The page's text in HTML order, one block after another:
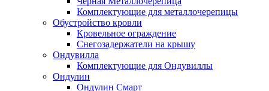
Комплектующие для металлочерепицы
Обустройство кровли
Кровельное ограждение
Снегозадержатели на крышу
Ондувилла
Комплектующие для Ондувиллы
Ондулин
Ондулин Смарт